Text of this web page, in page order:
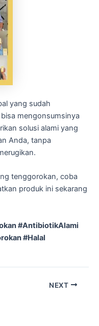
yang sudah
mengonsumsinya
solusi alami yang
Anda, tanpa
tenggorokan, coba
produk ini sekarang
#AntibiotikAlami
#Halal
NEXT